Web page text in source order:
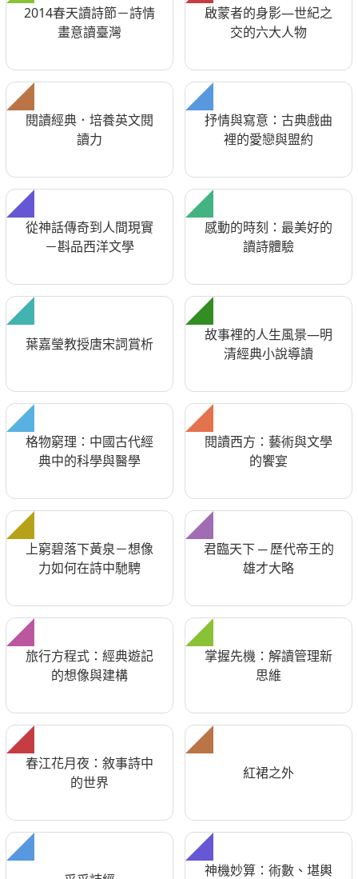
2014春天讀詩節－詩情
畫意讀臺灣
啟蒙者的身影—世紀之
交的六大人物
閱讀經典．培養英文閱
讀力
抒情與寫意：古典戲曲
裡的愛戀與盟約
從神話傳奇到人間現實
－斟品西洋文學
感動的時刻：最美好的
讀詩體驗
葉嘉瑩教授唐宋詞賞析
故事裡的人生風景—明
清經典小說導讀
格物窮理：中國古代經
典中的科學與醫學
閱讀西方：藝術與文學
的饗宴
上窮碧落下黃泉－想像
力如何在詩中馳騁
君臨天下 ─ 歷代帝王的
雄才大略
旅行方程式：經典遊記
的想像與建構
掌握先機：解讀管理新
思維
春江花月夜：敘事詩中
的世界
紅裙之外
神機妙算：術數、堪輿